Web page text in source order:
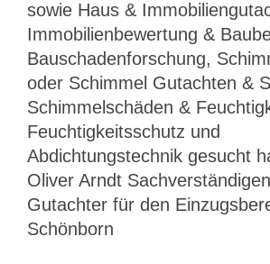
sowie Haus &
Immobilienbewertung &
Bauschadenforschung,
oder Schimmel Gutachten &
Schimmelschäden &
Feuchtigkeitsschutz und
Abdichtungstechnik gesucht
Oliver Arndt
Gutachter für den
Schönborn